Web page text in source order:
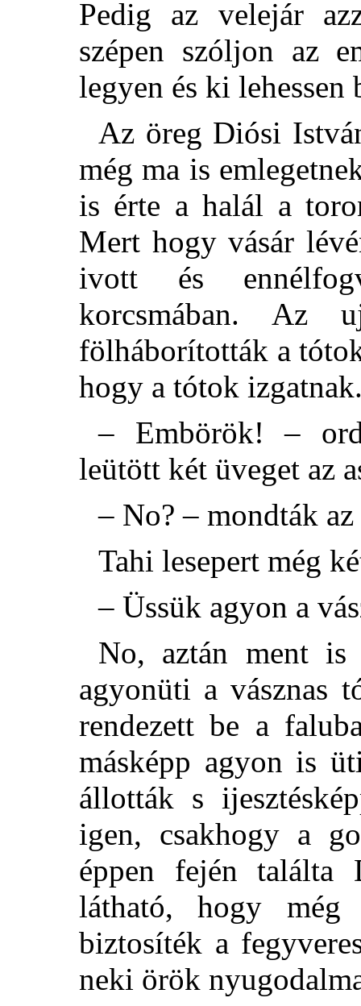
Pedig az velejár
szépen szóljon az
legyen és ki
Az öreg Diósi
még ma is
is érte a halál a
Mert hogy vásár
ivott és
korcsmában. Az
fölháborították a
hogy a tótok
– Embörök! –
leütött két üveget az
– No? – mondták
Tahi lesepert még
– Üssük agyon a
No, aztán ment
agyonüti a vásznas
rendezett be a
másképp agyon is
állották s
igen, csakhogy a
éppen fején
látható, hogy
biztosíték a
neki örök